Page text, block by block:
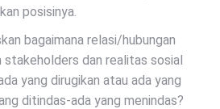
posisinya.
bagaimana relasi/hubungan
stakeholders dan realitas sosial
yang dirugikan atau ada yang
ditindas-ada yang menindas?